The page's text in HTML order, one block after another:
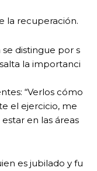
la recuperación.
distingue por s
la importanci
“Verlos cómo
el ejercicio, me
en las áreas
es jubilado y fu